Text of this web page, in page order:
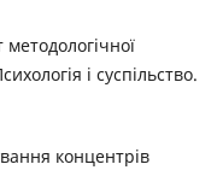
і суспільство.
концентрів